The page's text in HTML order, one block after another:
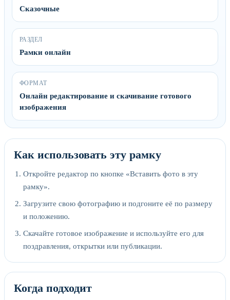
Сказочные
РАЗДЕЛ
Рамки онлайн
ФОРМАТ
Онлайн редактирование и скачивание готового
изображения
Как использовать эту рамку
Откройте редактор по кнопке «Вставить фото в эту
рамку».
Загрузите свою фотографию и подгоните её по размеру
и положению.
Скачайте готовое изображение и используйте его для
поздравления, открытки или публикации.
Когда подходит